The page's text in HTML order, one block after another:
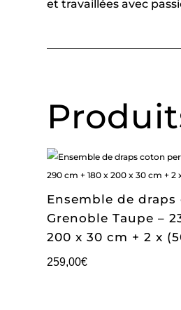
et travaillées avec
Ensemble de
Grenoble Taupe –
200 x 30 cm + 2 x
259,00€